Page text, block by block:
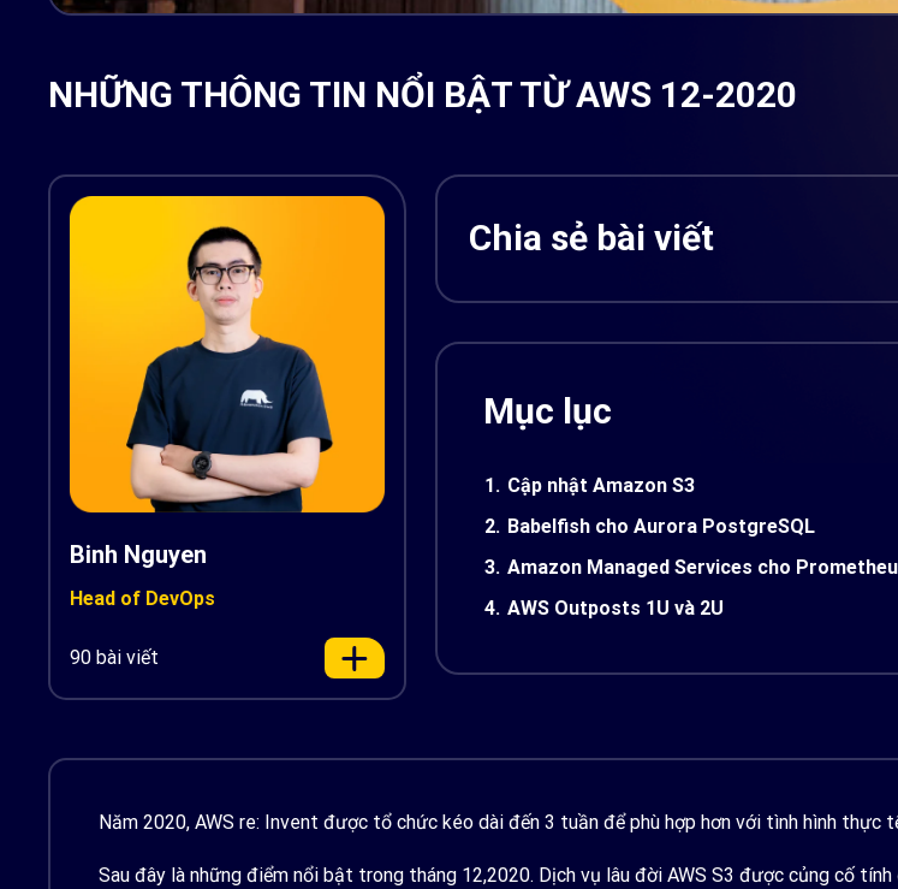
NHỮNG THÔNG TIN NỔI BẬT TỪ AWS 12-2020
Binh Nguyen
Head of DevOps
90 bài viết
Chia sẻ bài viết
Mục lục
1. Cập nhật Amazon S3
2. Babelfish cho Aurora PostgreSQL
3. Amazon Managed Services cho
4. AWS Outposts 1U và 2U
Năm 2020, AWS re: Invent được tổ chức kéo dài đến 3 tuần để phù hợp hơn với tình hình thực
Sau đây là những điểm nổi bật trong tháng 12,2020. Dịch vụ lâu đời AWS S3 được củng cố